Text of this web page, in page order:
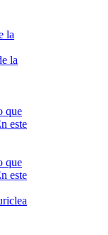
la
la